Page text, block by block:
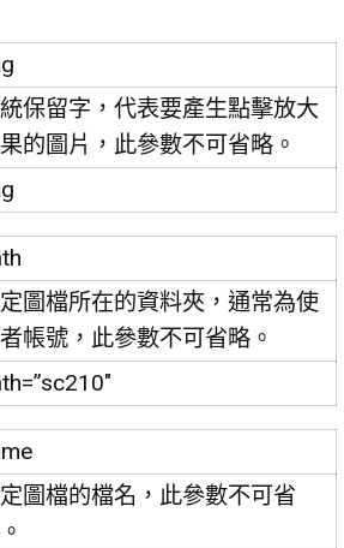
保留字，代表要產生點擊放大
的圖片，此參數不可省略。
圖檔所在的資料夾，通常為使
帳號，此參數不可省略。
圖檔的檔名，此參數不可省